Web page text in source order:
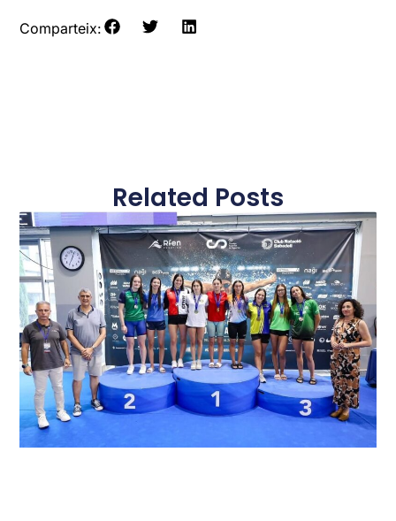
Comparteix:
Related Posts